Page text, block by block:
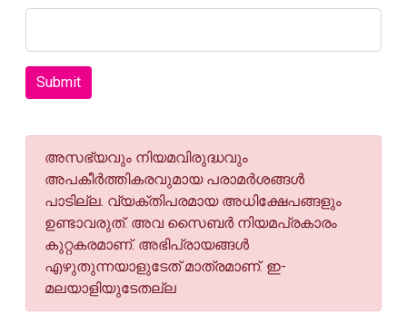
Submit
അസഭ്യവും നിയമവിരുദ്ധവും
അപകീര്‍ത്തികരവുമായ പരാമര്‍ശങ്ങള്‍
പാടില്ല. വ്യക്തിപരമായ അധിക്ഷേപങ്ങളും
ഉണ്ടാവരുത്. അവ സൈബര്‍ നിയമപ്രകാരം
കുറ്റകരമാണ്. അഭിപ്രായങ്ങള്‍
എഴുതുന്നയാളുടേത് മാത്രമാണ്. ഇ-
മലയാളിയുടേതല്ല